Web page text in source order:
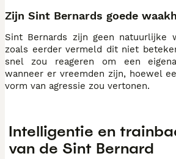
Zijn Sint Bernards goede
Sint Bernards zijn geen natuurlijke
zoals eerder vermeld dit niet
snel zou reageren om een
wanneer er vreemden zijn, hoewel
vorm van agressie zou vertonen.
Intelligentie en
van de Sint Bernard